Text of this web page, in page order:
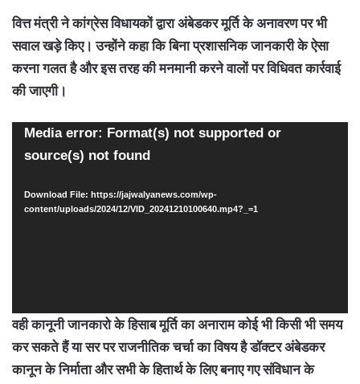
वित्त मंत्री ने कांग्रेस विधायकों द्वारा अंबेडकर मूर्ति के अनावरण पर भी
सवाल खड़े किए। उन्होंने कहा कि बिना प्रशासनिक जानकारी के ऐसा
करना गलत है और इस तरह की मनमानी करने वालों पर विधिवत कार्रवाई
की जाएगी।
Video
Player
Media error: Format(s) not supported or
source(s) not found
Download File: https://jajwalyanews.com/wp-
content/uploads/2024/12/VID_20241210100640.mp4?_=1
वही कानूनी जानकारो के हिसाब मूर्ति का अनाराम कोई भी किसी भी समय
कर सकते हैं या सर पर राजनीतिक चर्चा का विषय है डॉक्टर अंबेडकर
कानून के निर्माता और सभी के हितार्थ के लिए बनाए गए संविधान के